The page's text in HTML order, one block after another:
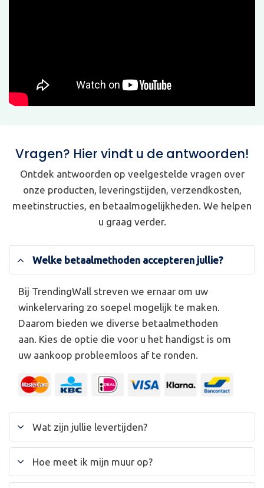
Vragen? Hier vindt u de antwoorden!
Ontdek antwoorden op veelgestelde vragen over
onze producten, leveringstijden, verzendkosten,
meetinstructies, en betaalmogelijkheden. We helpen
u graag verder.
Welke betaalmethoden accepteren jullie?
Bij TrendingWall streven we ernaar om uw
winkelervaring zo soepel mogelijk te maken.
Daarom bieden we diverse betaalmethoden
aan. Kies de optie die voor u het handigst is om
uw aankoop probleemloos af te ronden.
Wat zijn jullie levertijden?
Hoe meet ik mijn muur op?